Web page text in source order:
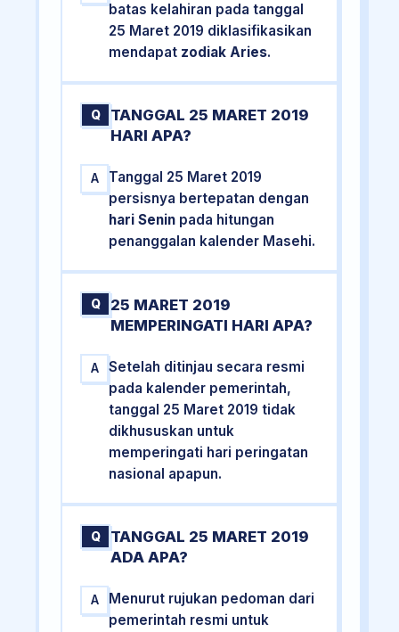
batas kelahiran pada tanggal
25 Maret 2019 diklasifikasikan
mendapat zodiak Aries.
Q
TANGGAL 25 MARET 2019
HARI APA?
A
Tanggal 25 Maret 2019
persisnya bertepatan dengan
hari Senin pada hitungan
penanggalan kalender Masehi.
Q
25 MARET 2019
MEMPERINGATI HARI APA?
A
Setelah ditinjau secara resmi
pada kalender pemerintah,
tanggal 25 Maret 2019 tidak
dikhususkan untuk
memperingati hari peringatan
nasional apapun.
Q
TANGGAL 25 MARET 2019
ADA APA?
A
Menurut rujukan pedoman dari
pemerintah resmi untuk